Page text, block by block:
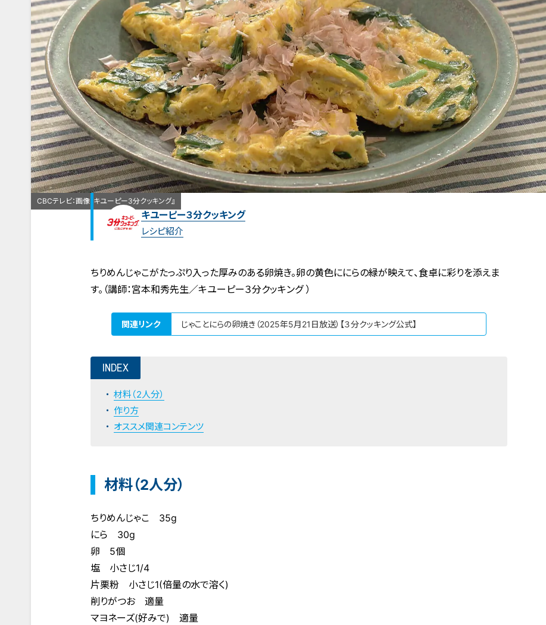
CBCテレビ：画像『キユーピー3分クッキング』
キユーピー３分クッキング
レシピ紹介
ちりめんじゃこがたっぷり入った厚みのある卵焼き。卵の黄色ににらの緑が映えて、食卓に彩りを添えま
す。（講師：宮本和秀先生／キユーピー３分クッキング ）
関連リンク じゃことにらの卵焼き（2025年5月21日放送）【３分クッキング公式】
INDEX
材料（2人分）
作り方
オススメ関連コンテンツ
材料（2人分）
ちりめんじゃこ 35g
にら 30g
卵 5個
塩 小さじ1/4
片栗粉 小さじ1(倍量の水で溶く)
削りがつお 適量
マヨネーズ(好みで) 適量